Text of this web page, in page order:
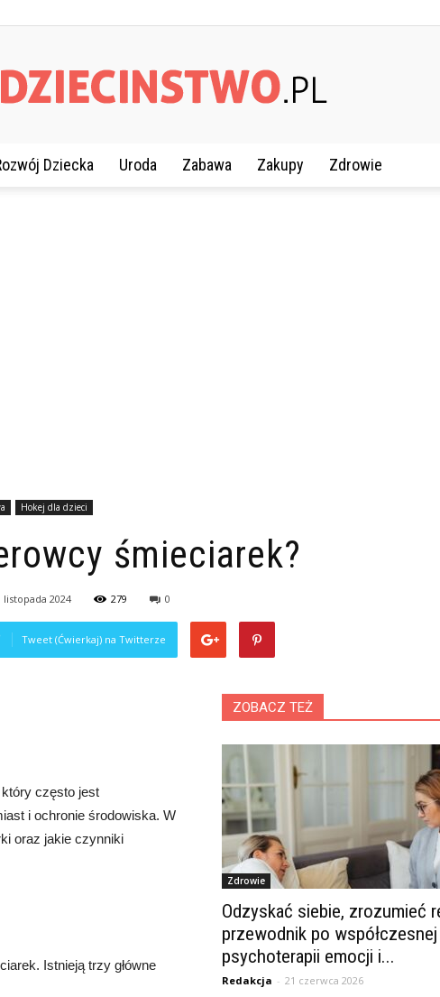
ZdroweDziecinstwo.pl
Dziecka Uroda Zabawa Zakupy Zdrowie
Hokej dla dzieci
śmieciarek?
listopada 2024 279 0
Tweet (Ćwierkaj) na Twitterze
często jest
i ochronie środowiska. W
oraz jakie czynniki
Istnieją trzy główne
ZOBACZ TEŻ
Zdrowie
Odzyskać siebie, zrozumieć
przewodnik po współczesnej
psychoterapii emocji i...
Redakcja - 21 czerwca 2026